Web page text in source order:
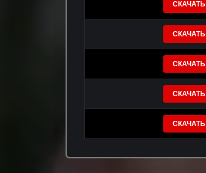
СКАЧАТЬ
СКАЧАТЬ
СКАЧАТЬ
СКАЧАТЬ
СКАЧАТЬ